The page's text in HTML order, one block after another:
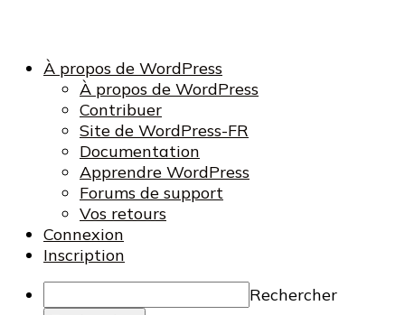
À propos de WordPress
À propos de WordPress
Contribuer
Site de WordPress-FR
Documentation
Apprendre WordPress
Forums de support
Vos retours
Connexion
Inscription
Rechercher